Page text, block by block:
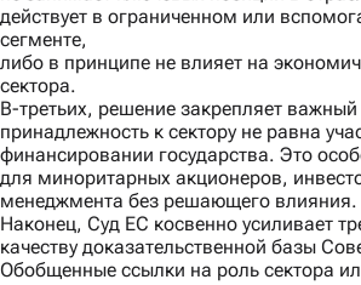
действует в ограниченном или
сегменте,
либо в принципе не влияет на
сектора.
В-третьих, решение закрепляет
принадлежность к сектору не равна
финансировании государства. Это
для миноритарных акционеров,
менеджмента без решающего влияния.
Наконец, Суд ЕС косвенно усиливает
качеству доказательственной базы
Обобщенные ссылки на роль сектора